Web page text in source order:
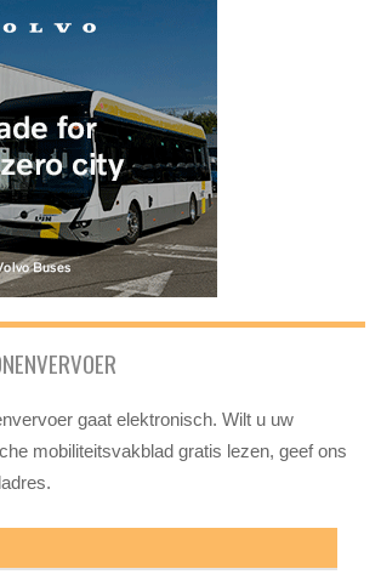
gaat elektronisch. Wilt u uw
mobiliteitsvakblad gratis lezen, geef ons